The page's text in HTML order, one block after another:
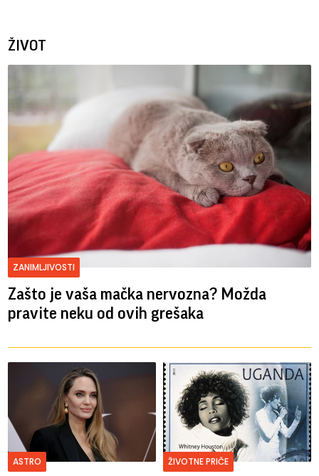
ŽIVOT
ZANIMLJIVOSTI
Zašto je vaša mačka nervozna? Možda
pravite neku od ovih grešaka
ASTRO ŽIVOTNE PRIČE